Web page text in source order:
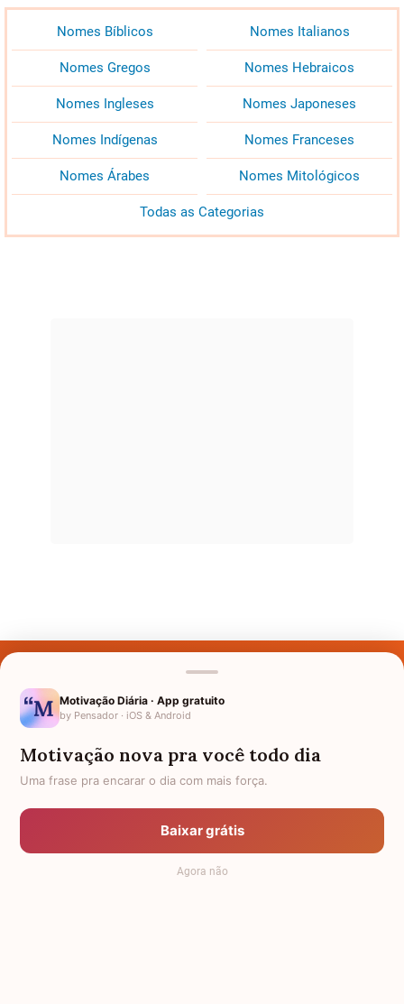
Nomes Bíblicos Nomes Italianos
Nomes Gregos Nomes Hebraicos
Nomes Ingleses Nomes Japoneses
Nomes Indígenas Nomes Franceses
Nomes Árabes Nomes Mitológicos
Todas as Categorias
Nomes pelo Mundo
Política de Privacidade
Anuncie
Termos de Uso
Motivação Diária · App gratuito
by Pensador · iOS & Android
Motivação nova pra você todo dia
Uma frase pra encarar o dia com mais força.
Baixar grátis
Agora não